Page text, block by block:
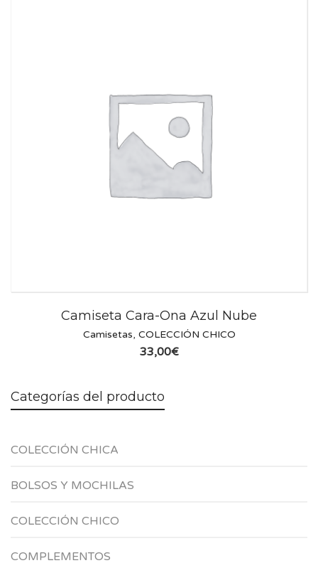
Camiseta Cara-Ona Azul Nube
Camisetas, COLECCIÓN CHICO
33,00€
Categorías del producto
COLECCIÓN CHICA
BOLSOS Y MOCHILAS
COLECCIÓN CHICO
COMPLEMENTOS